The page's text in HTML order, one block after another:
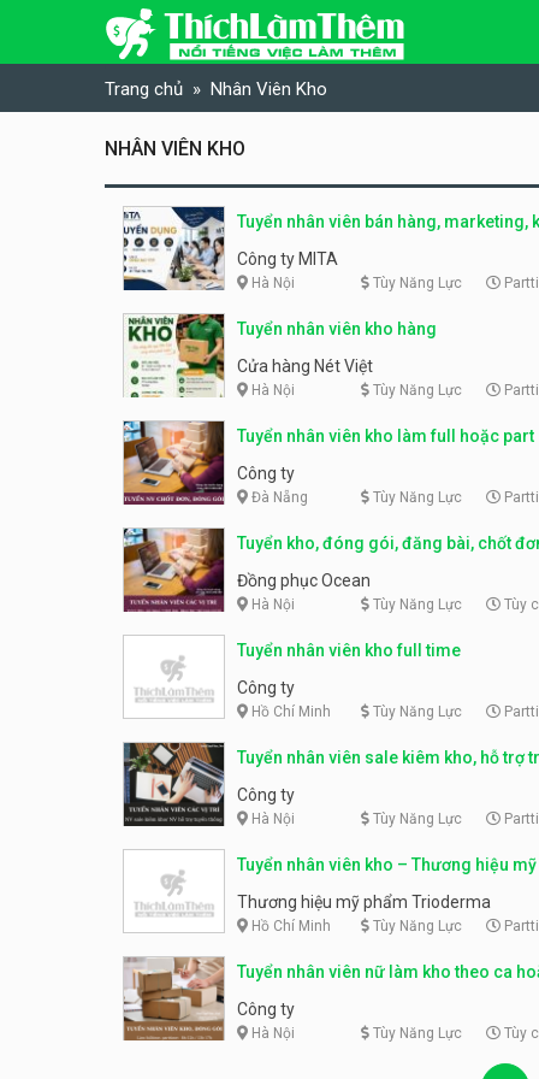
Skip to content
Trang chủ Nhân Viên Kho
NHÂN VIÊN KHO
Tuyển nhân viên bán hàng, marketing,
kho – parttime, fulltime
Công ty MITA
Hà Nội Tùy Năng Lực
Tuyển nhân viên kho hàng
Cửa hàng Nét Việt
Hà Nội Tùy Năng Lực
Tuyển nhân viên kho làm full hoặc part
Công ty
Đà Nẵng Tùy Năng Lực
Tuyển kho, đóng gói, đăng bài, chốt
toán nội bộ
Đồng phục Ocean
Hà Nội Tùy Năng Lực Tùy
Tuyển nhân viên kho full time
Công ty
Hồ Chí Minh Tùy Năng Lực
Tuyển nhân viên sale kiêm kho, hỗ trợ
thông
Công ty
Hà Nội Tùy Năng Lực
Tuyển nhân viên kho – Thương hiệu
Trioderma
Thương hiệu mỹ phẩm Trioderma
Hồ Chí Minh Tùy Năng Lực
Tuyển nhân viên nữ làm kho theo ca
time
Công ty
Hà Nội Tùy Năng Lực Tùy